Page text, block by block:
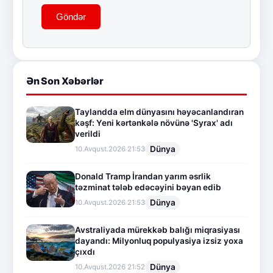
Göndər
Ən Son Xəbərlər
Taylandda elm dünyasını həyəcanlandıran
kəşf: Yeni kərtənkələ növünə 'Syrax' adı
verildi
10.Avqust.2026 21:53 Dünya
Donald Tramp İrandan yarım əsrlik
təzminat tələb edəcəyini bəyan edib
10.Avqust.2026 21:53 Dünya
Avstraliyada mürekkəb balığı miqrasiyası
dayandı: Milyonluq populyasiya izsiz yoxa
çıxdı
10.Avqust.2026 21:52 Dünya